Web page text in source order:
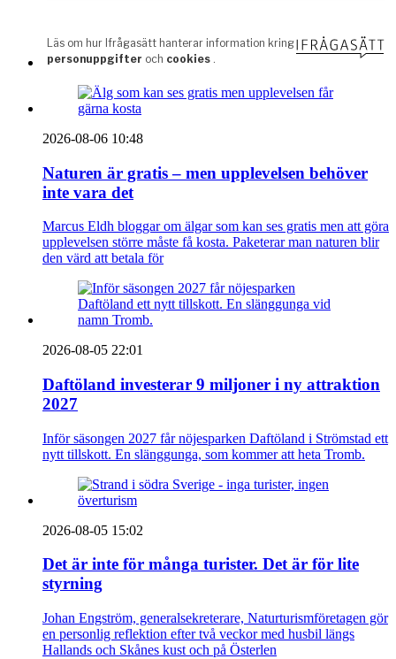
2026-08-06 10:48
Naturen är gratis – men upplevelsen behöver
inte vara det
Marcus Eldh bloggar om älgar som kan ses gratis men att göra
upplevelsen större måste få kosta. Paketerar man naturen blir
den värd att betala för
2026-08-05 22:01
Daftöland investerar 9 miljoner i ny attraktion
2027
Inför säsongen 2027 får nöjesparken Daftöland i Strömstad ett
nytt tillskott. En slänggunga, som kommer att heta Tromb.
2026-08-05 15:02
Det är inte för många turister. Det är för lite
styrning
Johan Engström, generalsekreterare, Naturturismföretagen gör
en personlig reflektion efter två veckor med husbil längs
Hallands och Skånes kust och på Österlen